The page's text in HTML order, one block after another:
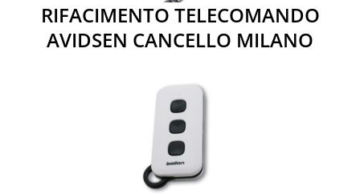
RIFACIMENTO TELECOMANDO
AVIDSEN CANCELLO MILANO